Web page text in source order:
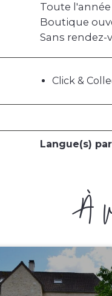
Toute
Boutique
Sans rendez-
Click &
Langue(s)
À